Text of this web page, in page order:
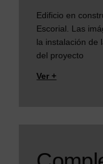
Edificio en
Escorial. Las
la instalación de
del proyecto
Ver +